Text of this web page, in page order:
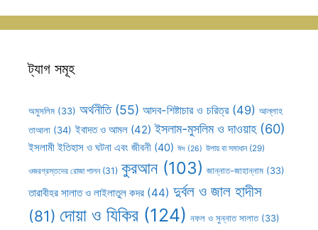
ট্যাগ সমূহ
অমুসলিম (33) অর্থনীতি(55) আদব-শিষ্টাচার ও চরিত্র(49) আল্লাহ
তাআলা (34) ইবাদত ও আমল (42) ইসলাম-মুসলিম ও দাওয়াহ(60)
ইসলামী ইতিহাস ও ঘটনা এবং জীবনী (40) ঈদ (26) উপায় বা সমাধান(29)
ওজরগ্রস্তদের রোজা পালন(31) কুরআন(103) জান্নাত-জাহান্নাম (33)
তারাবীহর সালাত ও লাইলাতুল কদর (44) দুর্বল ও জাল হাদীস
(81) দোয়া ও যিকির (124) নফল ও সুন্নাত সালাত(33)